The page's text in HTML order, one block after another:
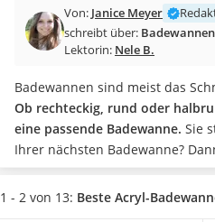
Bürohocker
Außenleuchte mit Kamera
Akku-Tischlampe
Konferenzmikrofon
Klappmatratze
Duschkopf mit Kalkfilter
Aktenvernichter Sicherheitsstufe 4
Bettgitter
Von: Janice Meyer
schreibt über:
Lektorin: Nele B.
Badewannen sind meist das
Ob rechteckig, rund oder
eine passende Badewanne. Sie
Ihrer nächsten Badewanne?
passenden Vergleich für Sie.
dass der Großteil der
1 - 2 von 13: Beste Acryl-